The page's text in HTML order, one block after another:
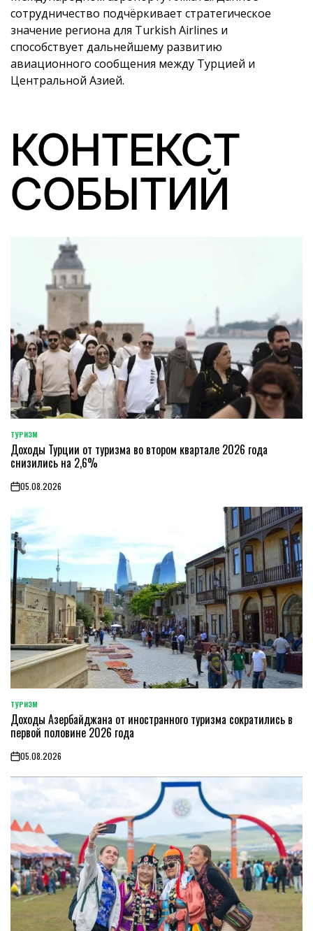
сотрудничество подчёркивает стратегическое
значение региона для Turkish Airlines и
способствует дальнейшему развитию
авиационного сообщения между Турцией и
Центральной Азией.
КОНТЕКСТ
СОБЫТИЙ
POSTED
IN
ТУРИЗМ
Доходы Турции от туризма во втором квартале 2026 года
снизились на 2,6%
on05.08.2026
POSTED
IN
ТУРИЗМ
Доходы Азербайджана от иностранного туризма сократились в
первой половине 2026 года
on05.08.2026